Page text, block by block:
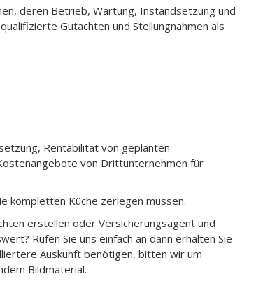
deren Betrieb, Wartung, Instandsetzung und
Gutachten und Stellungnahmen als
Rentabilität von geplanten
von Drittunternehmen für
kompletten Küche zerlegen müssen.
erstellen oder Versicherungsagent und
Rufen Sie uns einfach an dann erhalten Sie
Auskunft benötigen, bitten wir um
Bildmaterial.